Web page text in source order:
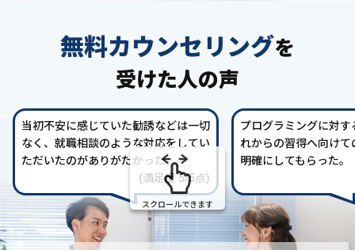
無料カウンセリングを
受けた人の声
当初不安に感じていた勧誘などは一切
なく、就職相談のような対応をしてい
ただいたのがありがたかった。
(満足度 5/5点)
プログラミングに対
れからの習得へ向け
明確にしてもらった。
スクロールできます